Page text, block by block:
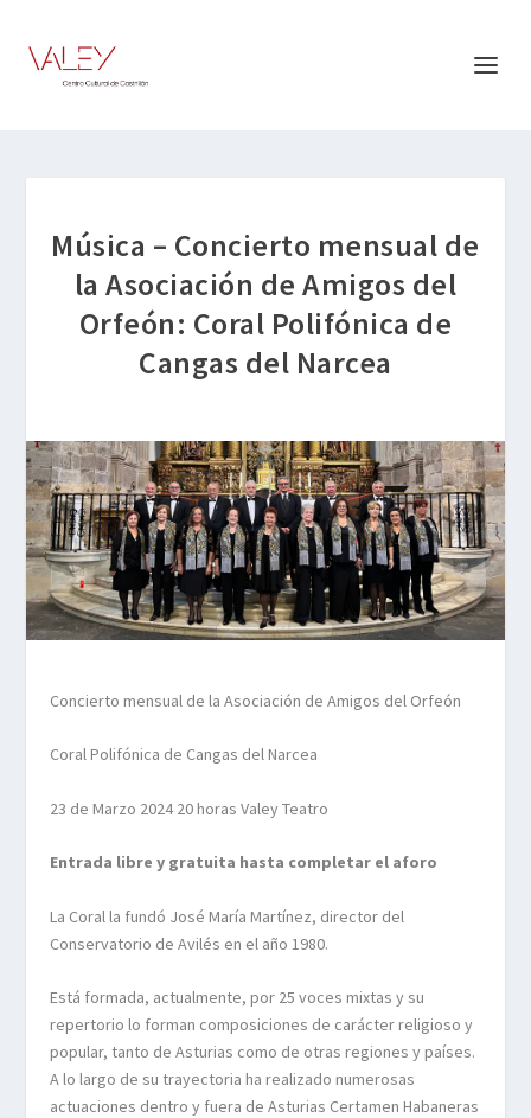
Música – Concierto mensual de
la Asociación de Amigos del
Orfeón: Coral Polifónica de
Cangas del Narcea
Concierto mensual de la Asociación de Amigos del Orfeón
Coral Polifónica de Cangas del Narcea
23 de Marzo 2024 20 horas Valey Teatro
Entrada libre y gratuita hasta completar el aforo
La Coral la fundó José María Martínez, director del
Conservatorio de Avilés en el año 1980.
Está formada, actualmente, por 25 voces mixtas y su
repertorio lo forman composiciones de carácter religioso y
popular, tanto de Asturias como de otras regiones y países.
A lo largo de su trayectoria ha realizado numerosas
actuaciones dentro y fuera de Asturias Certamen Habaneras